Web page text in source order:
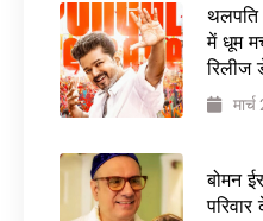
में धूम
रिलीज
बोमन